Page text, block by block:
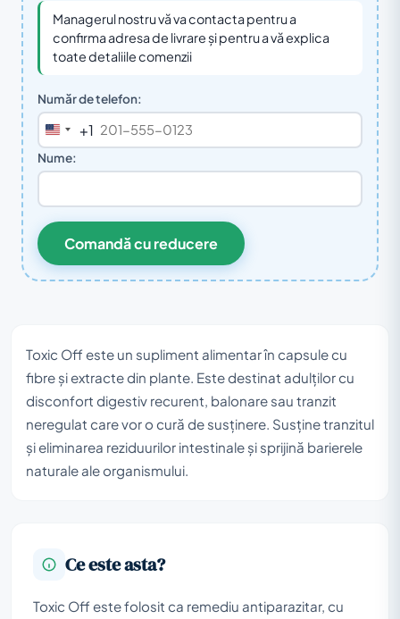
Managerul nostru vă va contacta pentru a
confirma adresa de livrare și pentru a vă explica
toate detaliile comenzii
Număr de telefon:
United
States
+1
Nume:
Comandă cu reducere
Toxic Off este un supliment alimentar în capsule cu
fibre și extracte din plante. Este destinat adulților cu
disconfort digestiv recurent, balonare sau tranzit
neregulat care vor o cură de susținere. Susține tranzitul
și eliminarea reziduurilor intestinale și sprijină barierele
naturale ale organismului.
Ce este asta?
Toxic Off este folosit ca remediu antiparazitar, cu